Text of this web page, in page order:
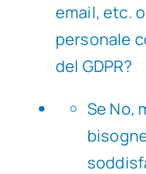
email, etc.
personale
del GDPR?
Se No,